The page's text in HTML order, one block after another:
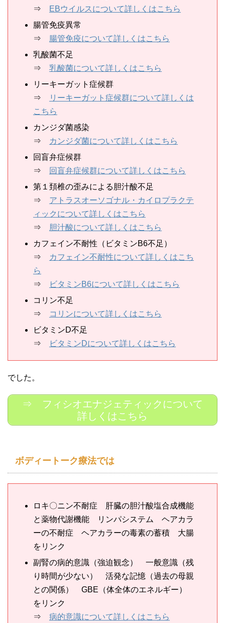
⇒
EBウイルスについて詳しくはこちら
腸管免疫異常
⇒
腸管免疫について詳しくはこちら
乳酸菌不足
⇒ 乳酸菌について詳しくはこちら
リーキーガット症候群
⇒
リーキーガット症候群について詳しくは
こちら
カンジダ菌感染
⇒
カンジダ菌について詳しくはこちら
回盲弁症候群
⇒
回盲弁症候群について詳しくはこちら
第１頚椎の歪みによる胆汁酸不足
⇒ アトラスオーソゴナル・カイロプラクテ
ィックについて詳しくはこちら
⇒
胆汁酸について詳しくはこちら
カフェイン不耐性（ビタミンB6不足）
⇒
カフェイン不耐性について詳しくはこち
ら
⇒
ビタミンB6について詳しくはこちら
コリン不足
⇒
コリンについて詳しくはこちら
ビタミンD不足
⇒
ビタミンDについて詳しくはこちら
でした。
⇒ フィシオエナジェティックについて
詳しくはこちら
ボディートーク療法では
ロキ〇ニン不耐症 肝臓の胆汁酸塩合成機能
と薬物代謝機能 リンパシステム ヘアカラ
ーの不耐症 ヘアカラーの毒素の蓄積 大腸
をリンク
副腎の病的意識（強迫観念） 一般意識（残
り時間が少ない） 活発な記憶（過去の母親
との関係） GBE（体全体のエネルギー）
をリンク
⇒ 病的意識について詳しくはこちら